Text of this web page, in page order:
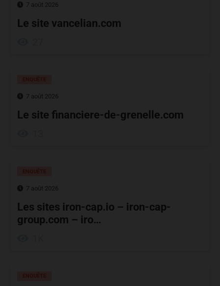
7 août 2026
Le site vancelian.com
7 août 2026
Le site financiere-de-grenelle.com
7 août 2026
Les sites iron-cap.io – iron-cap-
group.com – iro…